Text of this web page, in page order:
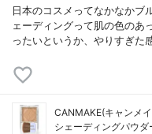
日本のコスメってなかなかブ
ェーディングって肌の色のあ
ったいというか、やりすぎた
CANMAKE(キャンメ
シェーディングパウダ